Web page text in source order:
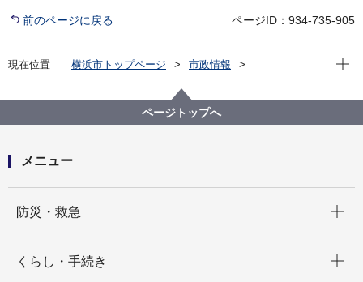
前のページに戻る ページID：934-735-905
現在位置 横浜市トップページ
市政情報
～平和祈念碑が語る横浜大空襲の記憶～平和を考える
イベントを開催します
現在
ページトップへ
メニュー
防災・救急
くらし・手続き